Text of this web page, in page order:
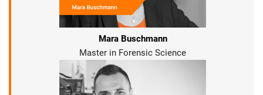
Mara Buschmann
Master in Forensic Science